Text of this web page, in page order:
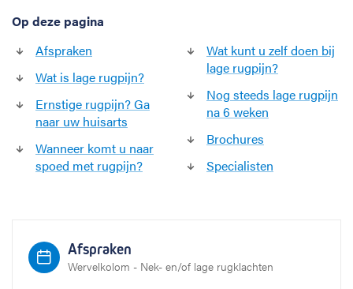
Op deze pagina
Afspraken
Wat is lage rugpijn?
Ernstige rugpijn? Ga
naar uw huisarts
Wanneer komt u naar
spoed met rugpijn?
Wat kunt u zelf doen bij
lage rugpijn?
Nog steeds lage rugpijn
na 6 weken
Brochures
Specialisten
Afspraken
Wervelkolom - Nek- en/of lage rugklachten